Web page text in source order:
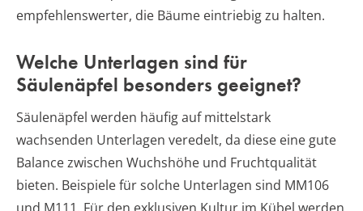
empfehlenswerter, die Bäume eintriebig zu halten.
Welche Unterlagen sind für
Säulenäpfel besonders geeignet?
Säulenäpfel werden häufig auf mittelstark
wachsenden Unterlagen veredelt, da diese eine gute
Balance zwischen Wuchshöhe und Fruchtqualität
bieten. Beispiele für solche Unterlagen sind MM106